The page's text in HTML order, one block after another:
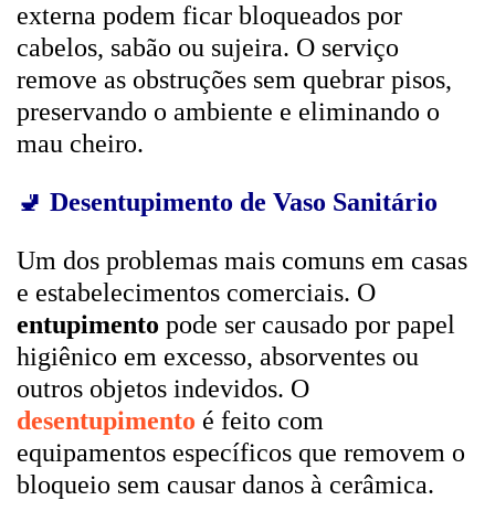
externa podem ficar bloqueados por
cabelos, sabão ou sujeira. O serviço
remove as obstruções sem quebrar pisos,
preservando o ambiente e eliminando o
mau cheiro.
🚽 Desentupimento de Vaso Sanitário
Um dos problemas mais comuns em casas
e estabelecimentos comerciais. O
entupimento pode ser causado por papel
higiênico em excesso, absorventes ou
outros objetos indevidos. O
desentupimento é feito com
equipamentos específicos que removem o
bloqueio sem causar danos à cerâmica.